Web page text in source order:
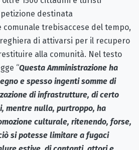
destinata
comunale trebisaccese del tempo,
di attivarsi per il recupero
alla comunità. Nel testo
“Questa Amministrazione ha
e spesso ingenti somme di
di infrastrutture, di certo
mentre nulla, purtroppo, ha
culturale, ritenendo, forse,
si potesse limitare a fugaci